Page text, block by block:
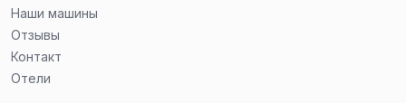
Мы увидим гору Казбек — одну из самых известных
Наши машины
Отзывы
Контакт
Отели